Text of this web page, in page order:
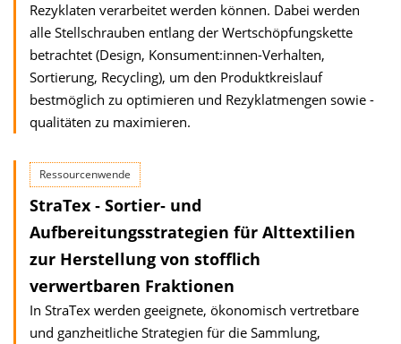
Rezyklaten verarbeitet werden können. Dabei werden
alle Stellschrauben entlang der Wertschöpfungskette
betrachtet (Design, Konsument:innen-Verhalten,
Sortierung, Recycling), um den Produktkreislauf
bestmöglich zu optimieren und Rezyklatmengen sowie -
qualitäten zu maximieren.
Ressourcenwende
StraTex ‐ Sortier‐ und
Aufbereitungsstrategien für Alttextilien
zur Herstellung von stofflich
verwertbaren Fraktionen
In StraTex werden geeignete, ökonomisch vertretbare
und ganzheitliche Strategien für die Sammlung,